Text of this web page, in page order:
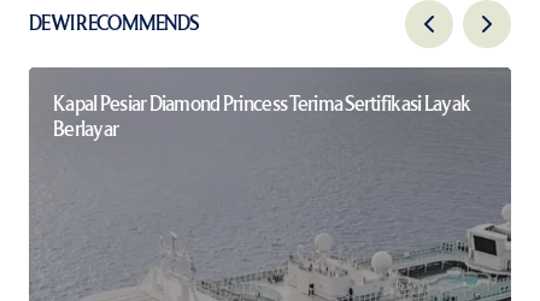
DEWI RECOMMENDS
Kapal Pesiar Diamond Princess Terima Sertifikasi Layak
Berlayar